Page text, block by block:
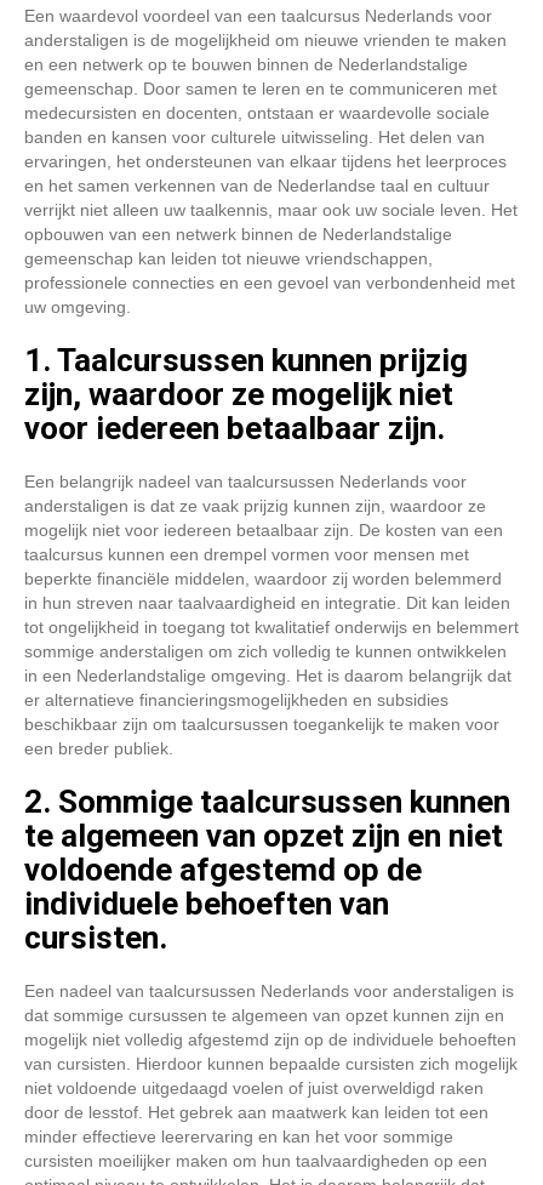
Een waardevol voordeel van een taalcursus Nederlands voor
anderstaligen is de mogelijkheid om nieuwe vrienden te maken
en een netwerk op te bouwen binnen de Nederlandstalige
gemeenschap. Door samen te leren en te communiceren met
medecursisten en docenten, ontstaan er waardevolle sociale
banden en kansen voor culturele uitwisseling. Het delen van
ervaringen, het ondersteunen van elkaar tijdens het leerproces
en het samen verkennen van de Nederlandse taal en cultuur
verrijkt niet alleen uw taalkennis, maar ook uw sociale leven. Het
opbouwen van een netwerk binnen de Nederlandstalige
gemeenschap kan leiden tot nieuwe vriendschappen,
professionele connecties en een gevoel van verbondenheid met
uw omgeving.
1. Taalcursussen kunnen prijzig
zijn, waardoor ze mogelijk niet
voor iedereen betaalbaar zijn.
Een belangrijk nadeel van taalcursussen Nederlands voor
anderstaligen is dat ze vaak prijzig kunnen zijn, waardoor ze
mogelijk niet voor iedereen betaalbaar zijn. De kosten van een
taalcursus kunnen een drempel vormen voor mensen met
beperkte financiële middelen, waardoor zij worden belemmerd
in hun streven naar taalvaardigheid en integratie. Dit kan leiden
tot ongelijkheid in toegang tot kwalitatief onderwijs en belemmert
sommige anderstaligen om zich volledig te kunnen ontwikkelen
in een Nederlandstalige omgeving. Het is daarom belangrijk dat
er alternatieve financieringsmogelijkheden en subsidies
beschikbaar zijn om taalcursussen toegankelijk te maken voor
een breder publiek.
2. Sommige taalcursussen kunnen
te algemeen van opzet zijn en niet
voldoende afgestemd op de
individuele behoeften van
cursisten.
Een nadeel van taalcursussen Nederlands voor anderstaligen is
dat sommige cursussen te algemeen van opzet kunnen zijn en
mogelijk niet volledig afgestemd zijn op de individuele behoeften
van cursisten. Hierdoor kunnen bepaalde cursisten zich mogelijk
niet voldoende uitgedaagd voelen of juist overweldigd raken
door de lesstof. Het gebrek aan maatwerk kan leiden tot een
minder effectieve leerervaring en kan het voor sommige
cursisten moeilijker maken om hun taalvaardigheden op een